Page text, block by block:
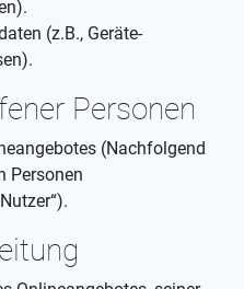
(z.B., Geräte-
Personen
(Nachfolgend
Personen